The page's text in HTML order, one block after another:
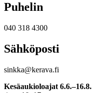
Puhelin
040 318 4300
Sähköposti
sinkka@kerava.fi
Kesäaukioloajat 6.6.–16.8.